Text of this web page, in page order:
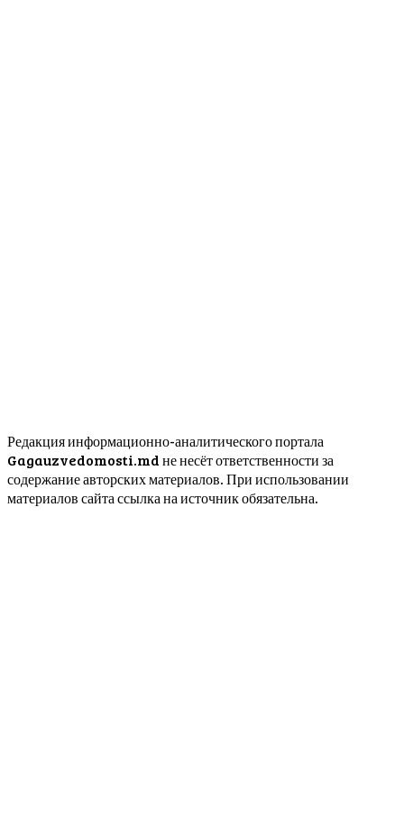
Редакция информационно-аналитического портала
Gagauzvedomosti.md не несёт ответственности за
содержание авторских материалов. При использовании
материалов сайта ссылка на источник обязательна.